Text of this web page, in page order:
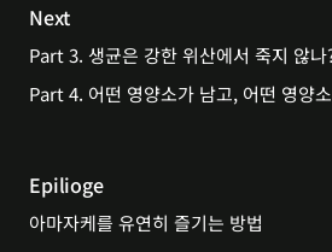
Next
Part 3. 생균은 강한 위산에서 죽지 않나
Part 4. 어떤 영양소가 남고, 어떤 영양
Epilioge
아마자케를 유연히 즐기는 방법